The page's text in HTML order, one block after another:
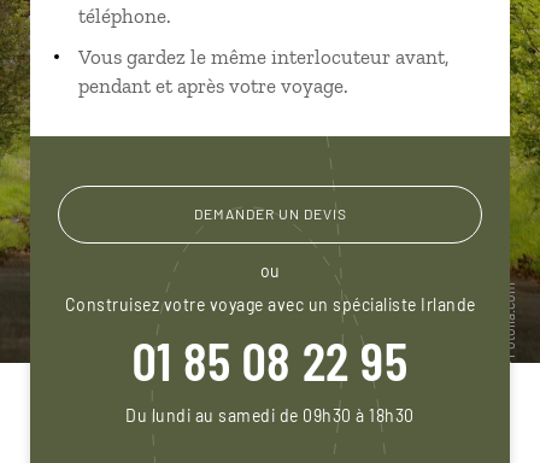
téléphone.
Vous gardez le même interlocuteur avant,
pendant et après votre voyage.
DEMANDER UN DEVIS
ou
Construisez votre voyage avec un spécialiste Irlande
01 85 08 22 95
Du lundi au samedi de 09h30 à 18h30